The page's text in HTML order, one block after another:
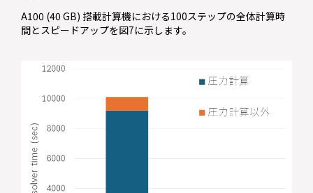
A100 (40 GB) 搭載計算機における100ステップの全体計算時
間とスピードアップを図7に示します。